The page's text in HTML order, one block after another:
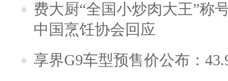
费大厨“全国小炒肉大王”称
中国烹饪协会回应
享界G9车型预售价公布：